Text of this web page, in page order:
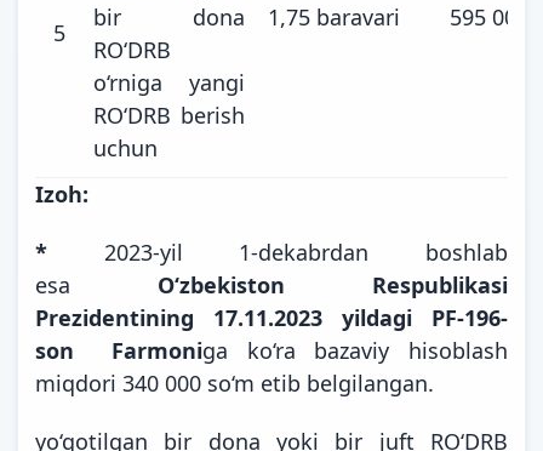
5
bir dona
RO‘DRB
o‘rniga yangi
RO‘DRB berish
uchun
1,75 baravari 595 000
Izoh:
* 2023-yil 1-dekabrdan boshlab
esa O‘zbekiston Respublikasi
Prezidentining 17.11.2023 yildagi PF-196-
son Farmoniga ko‘ra bazaviy hisoblash
miqdori 340 000 so‘m etib belgilangan.
yo‘qotilgan bir dona yoki bir juft RO‘DRB